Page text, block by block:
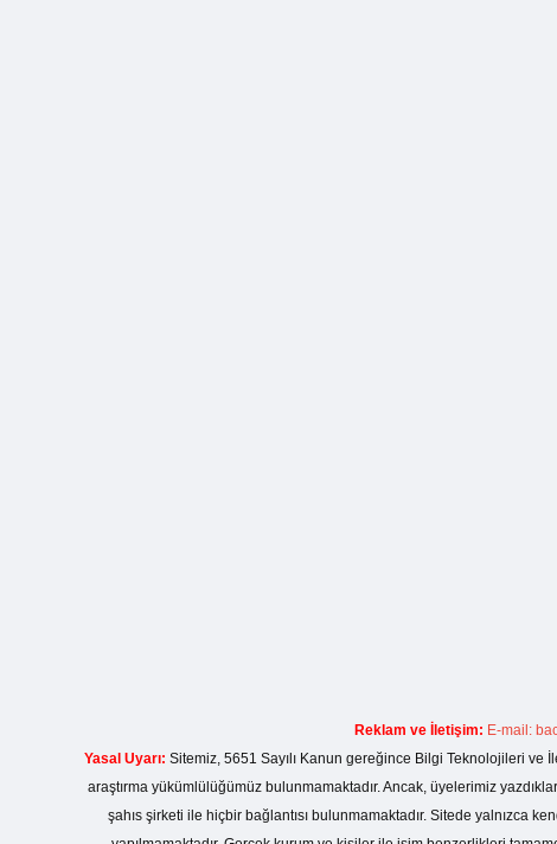
Reklam ve İletişim: E-mail:
Yasal Uyarı: Sitemiz, 5651 Sayılı Kanun gereğince Bilgi Teknolojileri ve
araştırma yükümlülüğümüz bulunmamaktadır. Ancak, üyelerimiz
şahıs şirketi ile hiçbir bağlantısı bulunmamaktadır. Sitede yalnızca